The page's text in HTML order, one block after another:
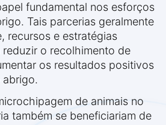
fundamental nos esforços
Tais parcerias geralmente
recursos e estratégias
o recolhimento de
os resultados positivos
abrigo.
de animais no
também se beneficiariam de